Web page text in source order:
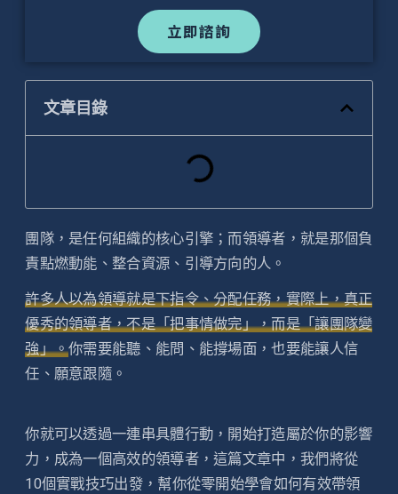
立即諮詢
文章目錄
團隊，是任何組織的核心引擎；而領導者，就是那個負
責點燃動能、整合資源、引導方向的人。
許多人以為領導就是下指令、分配任務，實際上，真正
優秀的領導者，不是「把事情做完」，而是「讓團隊變
強」。你需要能聽、能問、能撐場面，也要能讓人信
任、願意跟隨。
你就可以透過一連串具體行動，開始打造屬於你的影響
力，成為一個高效的領導者，這篇文章中，我們將從
10個實戰技巧出發，幫你從零開始學會如何有效帶領